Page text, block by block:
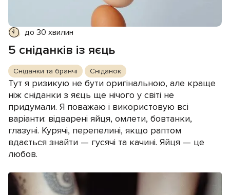
до 30 хвилин
5 сніданків із яєць
Сніданки та бранчі Сніданок
Тут я ризикую не бути оригінальною, але краще
ніж сніданки з яєць ще нічого у світі не
придумали. Я поважаю і використовую всі
варіанти: відварені яйця, омлети, бовтанки,
глазуні. Курячі, перепелині, якщо раптом
вдається знайти — гусячі та качині. Яйця — це
любов.